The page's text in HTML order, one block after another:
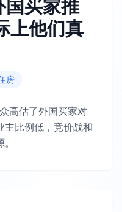
国买家推
上他们真
房
高估了外国买家对
主比例低，竞价战和